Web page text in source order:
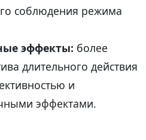
соблюдения режима
эффекты: более
длительного действия
и
эффектами.